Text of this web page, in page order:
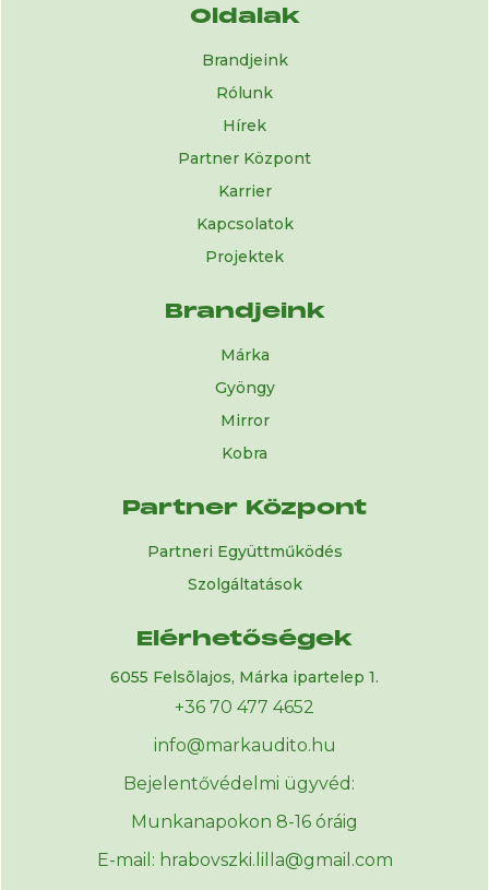
Oldalak
Brandjeink
Rólunk
Hírek
Partner Központ
Karrier
Kapcsolatok
Projektek
Brandjeink
Márka
Gyöngy
Mirror
Kobra
Partner Központ
Partneri Együttműködés
Szolgáltatások
Elérhetőségek
6055 Felsõlajos, Márka ipartelep 1.
+36 70 477 4652
info@markaudito.hu
Bejelentővédelmi ügyvéd:
Munkanapokon 8-16 óráig
E-mail: hrabovszki.lilla@gmail.com